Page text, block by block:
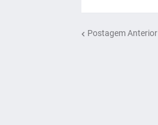
Postagem Anterior